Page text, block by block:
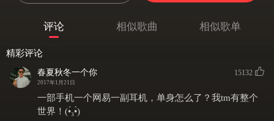
镜子里 的黄昏 总是美的动人又残忍
我们 成为 最无话不说的人
感情没有伤痕 算不算一种完整
少了最不安的争论 照例关心彼此人生
评论 相似歌曲 相似歌单
精彩评论
春夏秋冬一个你
2017年1月21日
15132
一部手机一个网易一副耳机，单身怎么了？我tm有整个
世界！(•́₃•̀)